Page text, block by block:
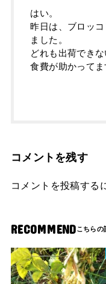
はい。
昨日は、ブロッ
ました。
どれも出荷でき
食費が助かってま
コメントを残す
コメントを投稿する
RECOMMEND